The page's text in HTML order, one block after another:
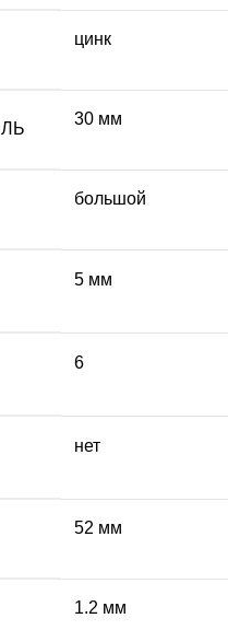
цинк
30 мм
большой
5 мм
6
нет
52 мм
1.2 мм